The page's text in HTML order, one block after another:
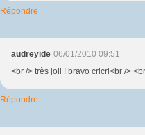
Répondre
audreyide 06/01/2010 09:51
<br /> très joli ! bravo cricri<br />
Répondre